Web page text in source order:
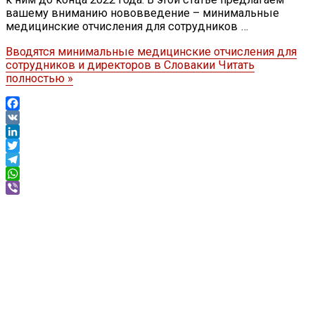
вашему вниманию нововведение – минимальные
медицинские отчисления для сотрудников …
Вводятся минимальные медицинские отчисления для
сотрудников и директоров в Словакии Читать
полностью »
Facebook
VK
LinkedIn
Twitter
Telegram
WhatsApp